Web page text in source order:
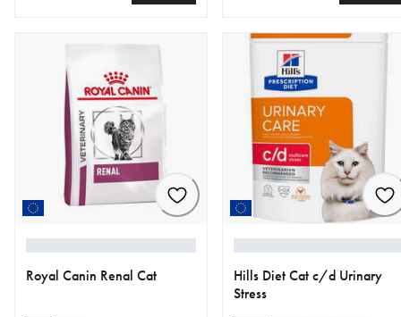
Royal Canin Renal Cat
Hills Diet Cat c/d Urinary
Stress